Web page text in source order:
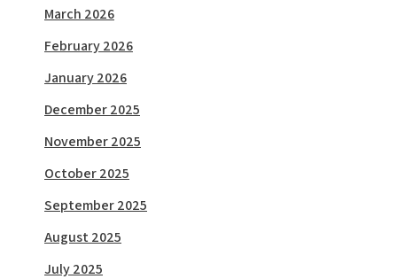
March 2026
February 2026
January 2026
December 2025
November 2025
October 2025
September 2025
August 2025
July 2025